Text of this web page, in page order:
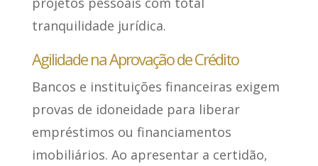
tranquilidade jurídica.
Agilidade na Aprovação de Crédito
Bancos e instituições financeiras exigem
provas de idoneidade para liberar
empréstimos ou financiamentos
imobiliários. Ao apresentar a certidão,